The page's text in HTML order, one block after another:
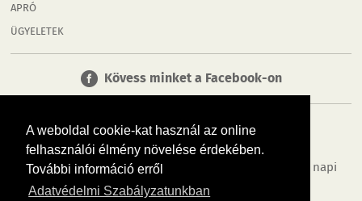
A weboldal cookie-kat használ az online
felhasználói élmény növelése érdekében.
További információ erről
Adatvédelmi Szabályzatunkban
APRÓ
ÜGYELETEK
Kövess minket a Facebook-on
Tudj meg többet városodról! Hírek, programok, képek, napi
menü, cégek…. és minden, ami Győr